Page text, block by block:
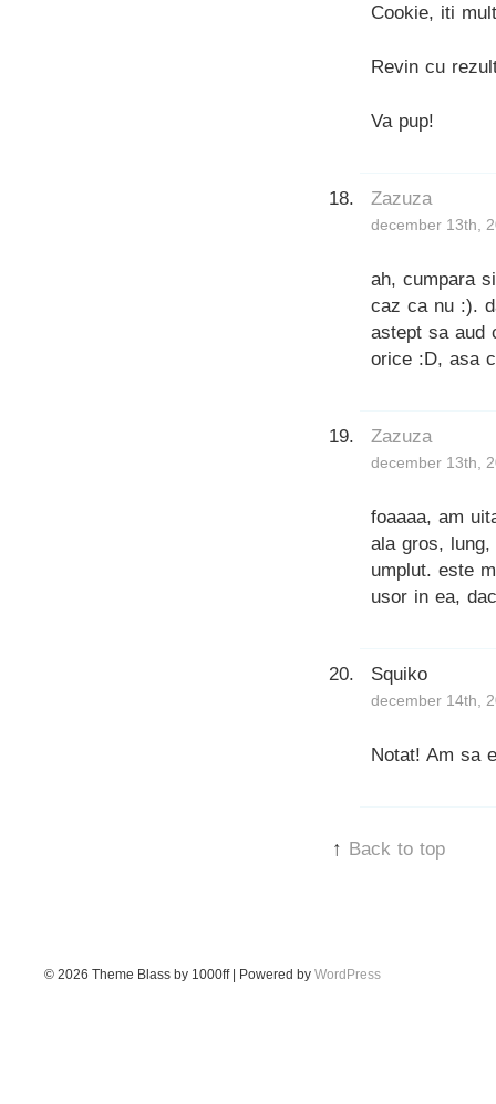
Cookie, iti
Revin cu
Va pup!
Zazuza
december 13th,
ah, cumpara
caz ca nu :).
astept sa aud
orice :D, asa
Zazuza
december 13th,
foaaaa, am
ala gros,
umplut. este
usor in ea,
Squiko
december 14th,
Notat! Am sa
↑ Back to top
© 2026 Theme Blass by 1000ff | Powered by WordPress